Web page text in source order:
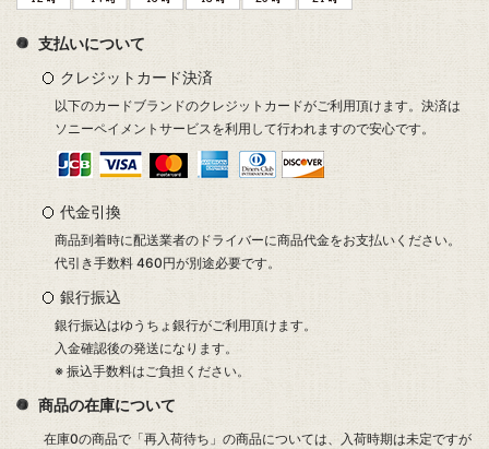
支払いについて
クレジットカード決済
以下のカードブランドのクレジットカードがご利用頂けます。決済は
ソニーペイメントサービスを利用して行われますので安心です。
代金引換
商品到着時に配送業者のドライバーに商品代金をお支払いください。
代引き手数料 460円が別途必要です。
銀行振込
銀行振込はゆうちょ銀行がご利用頂けます。
入金確認後の発送になります。
※ 振込手数料はご負担ください。
商品の在庫について
在庫0の商品で「再入荷待ち」の商品については、入荷時期は未定ですが